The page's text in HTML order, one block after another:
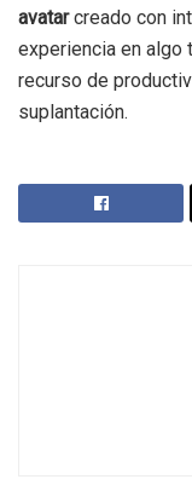
avatarcreado con
experiencia en algo
recurso de
suplantación.